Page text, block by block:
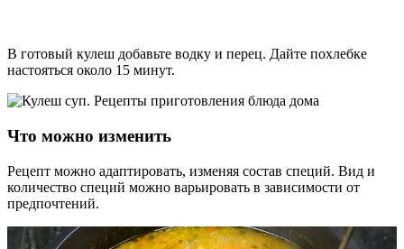
В готовый кулеш добавьте водку и перец. Дайте похлебке
настояться около 15 минут.
Что можно изменить
Рецепт можно адаптировать, изменяя состав специй. Вид и
количество специй можно варьировать в зависимости от
предпочтений.